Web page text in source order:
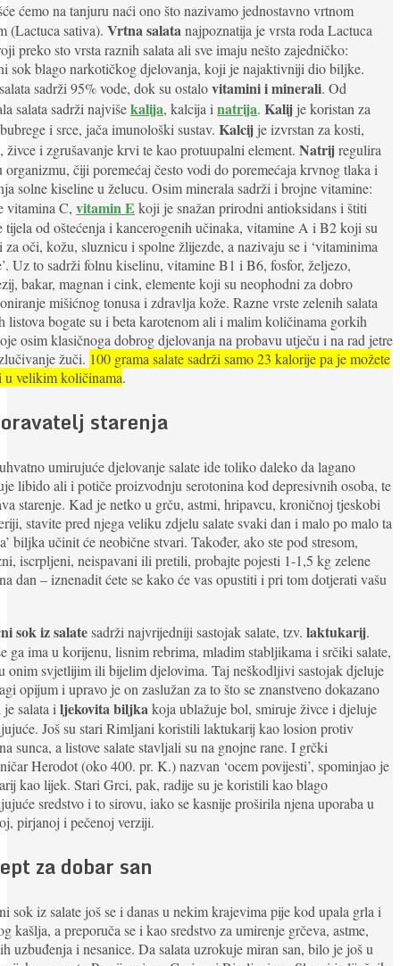
ćemo na tanjuru naći ono što nazivamo jednostavno vrtnom
(Lactuca sativa). Vrtna salatanajpoznatija je vrsta roda Lactuca
preko sto vrsta raznih salata ali sve imaju nešto zajedničko:
sok blago narkotičkog djelovanja, koji je najaktivniji dio biljke.
sadrži 95% vode, dok su ostalovitamini i minerali. Od
salata sadrži najvišekalija, kalcija inatrija. Kalij je koristan za
i srce, jača imunološki sustav. Kalcij je izvrstan za kosti,
živce i zgrušavanje krvi te kao protuupalni element. Natrijregulira
organizmu, čiji poremećaj često vodi do poremećaja krvnog tlaka i
solne kiseline u želucu. Osim minerala sadrži i brojne vitamine:
vitamina C, vitamin E koji je snažan prirodni antioksidans i štiti
tijela od oštećenja i kancerogenih učinaka, vitamine A i B2 koji su
za oči, kožu, sluznicu i spolne žlijezde, a nazivaju se i ‘vitaminima
Uz to sadrži folnu kiselinu, vitamine B1 i B6, fosfor, željezo,
bakar, magnan i cink, elemente koji su neophodni za dobro
mišićnog tonusa i zdravlja kože. Razne vrste zelenih salata
listova bogate su i beta karotenom ali i malim količinama gorkih
osim klasičnoga dobrog djelovanja na probavu utječu i na rad jetre
žuči. 100 grama salate sadrži samo 23 kalorije pa je možete
u velikim količinama.
starenja
umirujuće djelovanje salate ide toliko daleko da lagano
libido ali i potiče proizvodnju serotonina kod depresivnih osoba, te
starenje. Kad je netko u grču, astmi, hripavcu, kroničnoj tjeskobi
stavite pred njega veliku zdjelu salate svaki dan i malo po malo ta
biljka učinit će neobične stvari. Također, ako ste pod stresom,
iscrpljeni, neispavani ili pretili, probajte pojesti 1-1,5 kg zelene
dan – iznenadit ćete se kako će vas opustiti i pri tom dotjerati vašu
sok iz salatesadrži najvrijedniji sastojak salate, tzv. laktukarij.
ga ima u korijenu, lisnim rebrima, mladim stabljikama i srčiki salate,
onim svjetlijim ili bijelim djelovima. Taj neškodljivi sastojak djeluje
opijum i upravo je on zaslužan za to što se znanstveno dokazano
je salata iljekovita biljkakoja ublažuje bol, smiruje živce i djeluje
Još su stari Rimljani koristili laktukarij kao losion protiv
sunca, a listove salate stavljali su na gnojne rane. I grčki
Herodot (oko 400. pr. K.) nazvan ‘ocem povijesti’, spominjao je
kao lijek. Stari Grci, pak, radije su je koristili kao blago
sredstvo i to sirovu, iako se kasnije proširila njena uporaba u
pirjanoj i pečenoj verziji.
za dobar san
sok iz salate još se i danas u nekim krajevima pije kod upala grla i
kašlja, a preporuča se i kao sredstvo za umirenje grčeva, astme,
uzbuđenja i nesanice. Da salata uzrokuje miran san, bilo je još u